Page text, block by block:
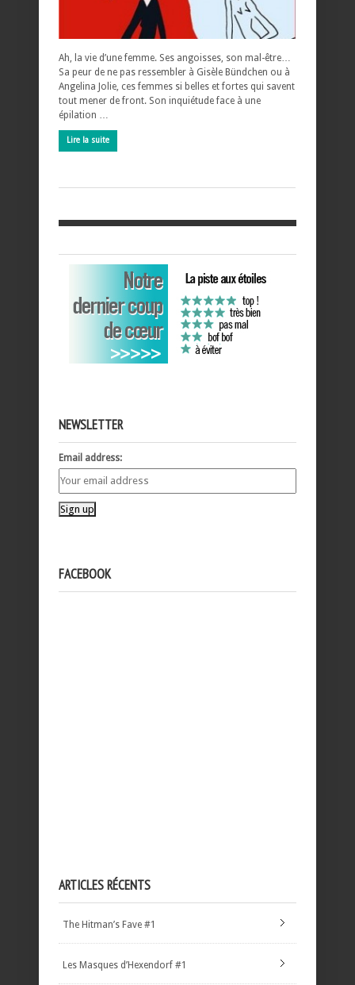
Ah, la vie d’une femme. Ses angoisses, son mal-être…
Sa peur de ne pas ressembler à Gisèle Bündchen ou à
Angelina Jolie, ces femmes si belles et fortes qui savent
tout mener de front. Son inquiétude face à une
épilation …
Lire la suite
NEWSLETTER
Email address:
FACEBOOK
ARTICLES RÉCENTS
The Hitman’s Fave #1
Les Masques d’Hexendorf #1